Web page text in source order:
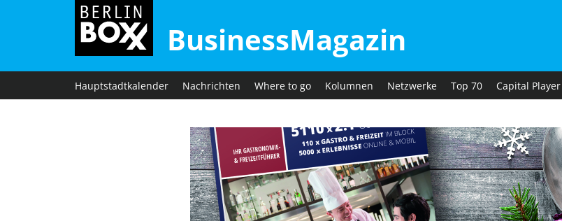
BusinessMagazin
Hauptstadtkalender Nachrichten Where to go Kolumnen Netzwerke Top 70 Capital Player